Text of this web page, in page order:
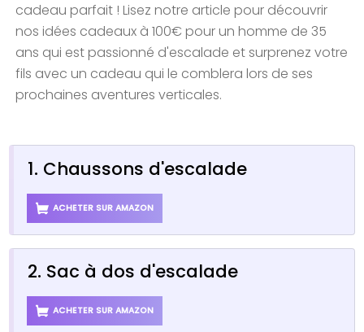
cadeau parfait ! Lisez notre article pour découvrir
nos idées cadeaux à 100€ pour un homme de 35
ans qui est passionné d'escalade et surprenez votre
fils avec un cadeau qui le comblera lors de ses
prochaines aventures verticales.
1. Chaussons d'escalade
ACHETER SUR AMAZON
2. Sac à dos d'escalade
ACHETER SUR AMAZON